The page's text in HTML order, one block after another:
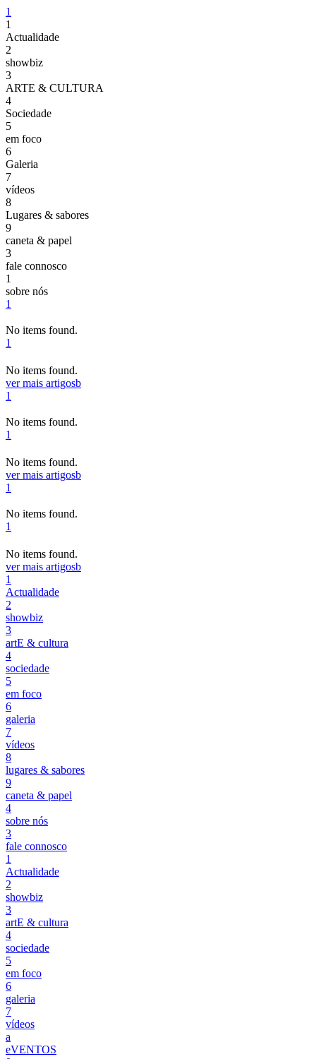
1
1
Actualidade
2
showbiz
3
ARTE & CULTURA
4
Sociedade
5
em foco
6
Galeria
7
vídeos
8
Lugares & sabores
9
caneta & papel
3
fale connosco
1
sobre nós
1
No items found.
1
No items found.
ver mais artigosb
1
No items found.
1
No items found.
ver mais artigosb
1
No items found.
1
No items found.
ver mais artigosb
1
Actualidade
2
showbiz
3
artE & cultura
4
sociedade
5
em foco
6
galeria
7
vídeos
8
lugares & sabores
9
caneta & papel
4
sobre nós
3
fale connosco
1
Actualidade
2
showbiz
3
artE & cultura
4
sociedade
5
em foco
6
galeria
7
vídeos
a
eVENTOS